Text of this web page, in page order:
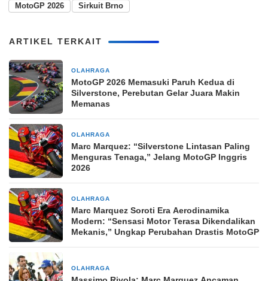
MotoGP 2026
Sirkuit Brno
ARTIKEL TERKAIT
OLAHRAGA
MotoGP 2026 Memasuki Paruh Kedua di
Silverstone, Perebutan Gelar Juara Makin
Memanas
OLAHRAGA
Marc Marquez: “Silverstone Lintasan Paling
Menguras Tenaga,” Jelang MotoGP Inggris
2026
OLAHRAGA
Marc Marquez Soroti Era Aerodinamika
Modern: “Sensasi Motor Terasa Dikendalikan
Mekanis,” Ungkap Perubahan Drastis MotoGP
OLAHRAGA